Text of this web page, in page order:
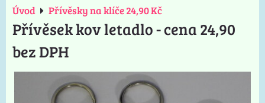
Úvod Přívěsky na klíče 24,90 Kč
Přívěsek kov letadlo - cena 24,90
bez DPH